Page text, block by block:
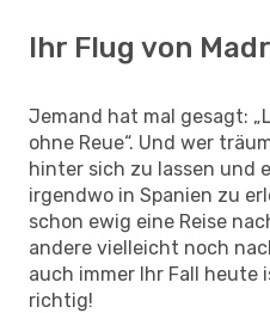
Ihr Flug von
Jemand hat mal gesagt:
ohne Reue“. Und wer
hinter sich zu lassen und
irgendwo in Spanien zu
schon ewig eine Reise
andere vielleicht noch
auch immer Ihr Fall heute
richtig!